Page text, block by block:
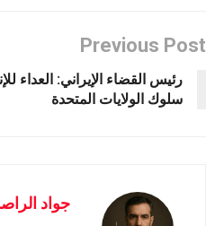
Previous Post
رئيس القضاء الإيراني: العداء
سلوك الولايات المتحدة
جواد